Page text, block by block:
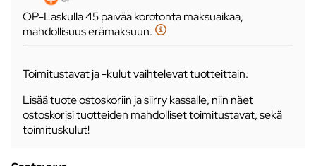
OP-Laskulla 45 päivää korotonta maksuaikaa,
mahdollisuus erämaksuun.
Toimitustavat ja -kulut vaihtelevat tuotteittain.
Lisää tuote ostoskoriin ja siirry kassalle, niin näet
ostoskorisi tuotteiden mahdolliset toimitustavat, sekä
toimituskulut!